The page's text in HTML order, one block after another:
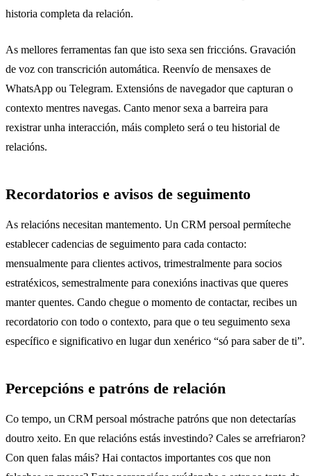
historia completa da relación.
As mellores ferramentas fan que isto sexa sen friccións. Gravación
de voz con transcrición automática. Reenvío de mensaxes de
WhatsApp ou Telegram. Extensións de navegador que capturan o
contexto mentres navegas. Canto menor sexa a barreira para
rexistrar unha interacción, máis completo será o teu historial de
relacións.
Recordatorios e avisos de seguimento
As relacións necesitan mantemento. Un CRM persoal permíteche
establecer cadencias de seguimento para cada contacto:
mensualmente para clientes activos, trimestralmente para socios
estratéxicos, semestralmente para conexións inactivas que queres
manter quentes. Cando chegue o momento de contactar, recibes un
recordatorio con todo o contexto, para que o teu seguimento sexa
específico e significativo en lugar dun xenérico “só para saber de ti”.
Percepcións e patróns de relación
Co tempo, un CRM persoal móstrache patróns que non detectarías
doutro xeito. En que relacións estás investindo? Cales se arrefriaron?
Con quen falas máis? Hai contactos importantes cos que non